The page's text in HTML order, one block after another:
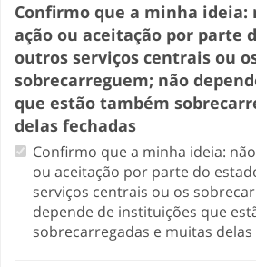
Confirmo que a minha ideia:
ação ou aceitação por parte
outros serviços centrais ou
sobrecarreguem; não
que estão também
delas fechadas
Confirmo que a minha ideia:
ou aceitação por parte do
serviços centrais ou os
depende de instituições que
sobrecarregadas e muitas delas